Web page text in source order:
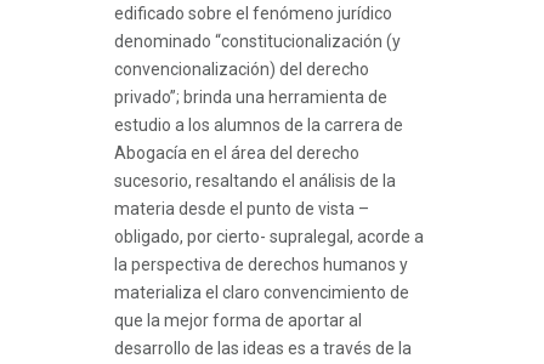
edificado sobre el fenómeno jurídico
denominado “constitucionalización (y
convencionalización) del derecho
privado”; brinda una herramienta de
estudio a los alumnos de la carrera de
Abogacía en el área del derecho
sucesorio, resaltando el análisis de la
materia desde el punto de vista –
obligado, por cierto- supralegal, acorde a
la perspectiva de derechos humanos y
materializa el claro convencimiento de
que la mejor forma de aportar al
desarrollo de las ideas es a través de la